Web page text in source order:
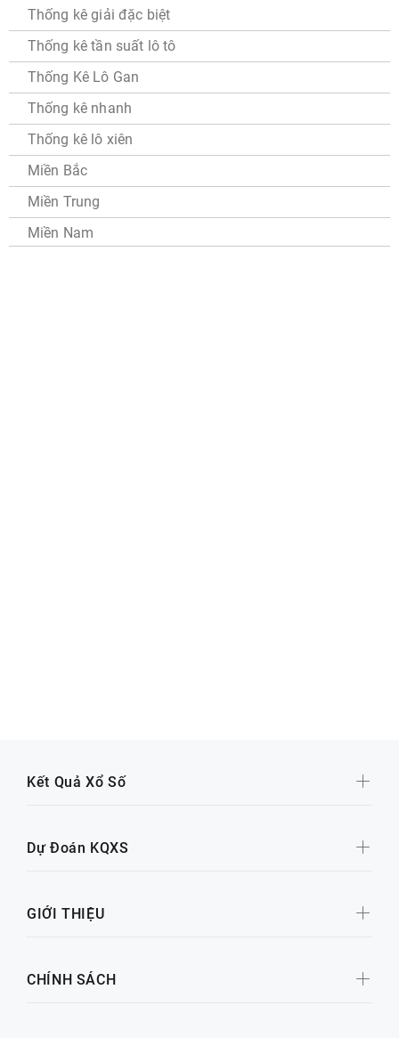
Thống kê giải đặc biệt
Thống kê tần suất lô tô
Thống Kê Lô Gan
Thống kê nhanh
Thống kê lô xiên
Miền Bắc
Miền Trung
Miền Nam
Kết Quả Xổ Số
Dự Đoán KQXS
GIỚI THIỆU
CHÍNH SÁCH